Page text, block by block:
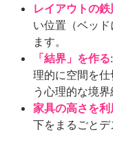
レイアウトの鉄
い位置（ベッ
ます。
「結界」を作る
理的に空間を
う心理的な境界
家具の高さを利
下をまるごとデ